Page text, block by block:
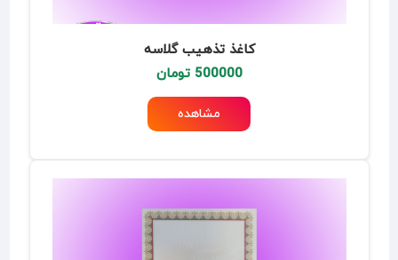
کاغذ تذهیب گلاسه
500000 تومان
مشاهده